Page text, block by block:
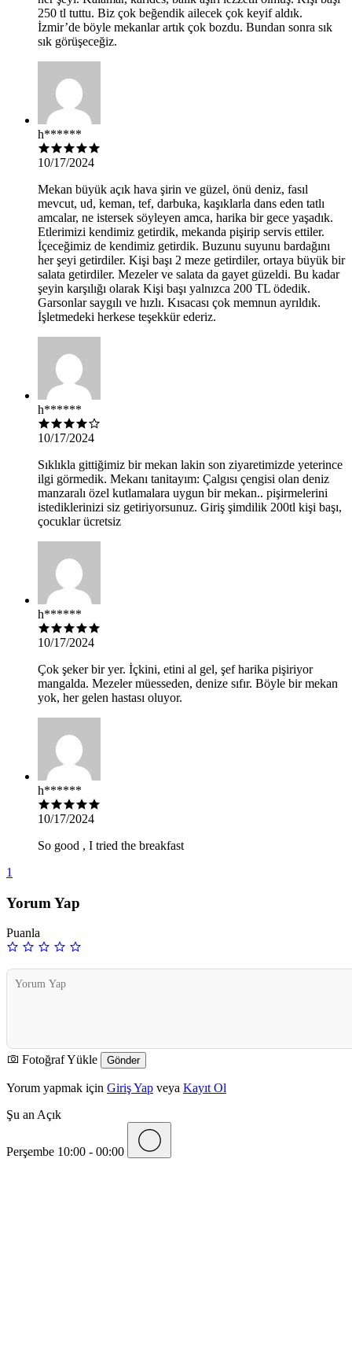
250 tl tuttu. Biz çok beğendik ailecek çok keyif aldık.
İzmir’de böyle mekanlar artık çok bozdu. Bundan sonra sık
sık görüşeceğiz.
h******
10/17/2024
Mekan büyük açık hava şirin ve güzel, önü deniz, fasıl
mevcut, ud, keman, tef, darbuka, kaşıklarla dans eden tatlı
amcalar, ne istersek söyleyen amca, harika bir gece yaşadık.
Etlerimizi kendimiz getirdik, mekanda pişirip servis ettiler.
İçeceğimiz de kendimiz getirdik. Buzunu suyunu bardağını
her şeyi getirdiler. Kişi başı 2 meze getirdiler, ortaya büyük bir
salata getirdiler. Mezeler ve salata da gayet güzeldi. Bu kadar
şeyin karşılığı olarak Kişi başı yalnızca 200 TL ödedik.
Garsonlar saygılı ve hızlı. Kısacası çok memnun ayrıldık.
İşletmedeki herkese teşekkür ederiz.
h******
10/17/2024
Sıklıkla gittiğimiz bir mekan lakin son ziyaretimizde yeterince
ilgi görmedik. Mekanı tanitayım: Çalgısı çengisi olan deniz
manzaralı özel kutlamalara uygun bir mekan.. pişirmelerini
istediklerinizi siz getiriyorsunuz. Giriş şimdilik 200tl kişi başı,
çocuklar ücretsiz
h******
10/17/2024
Çok şeker bir yer. İçkini, etini al gel, şef harika pişiriyor
mangalda. Mezeler müesseden, denize sıfır. Böyle bir mekan
yok, her gelen hastası oluyor.
h******
10/17/2024
So good , I tried the breakfast
1
Yorum Yap
Puanla
Fotoğraf Yükle
Yorum yapmak için Giriş Yap veya Kayıt Ol
Şu an Açık
Perşembe 10:00 - 00:00